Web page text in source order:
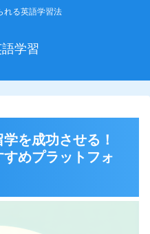
れる英語学習法
学習
を成功させる！
めプラットフォ